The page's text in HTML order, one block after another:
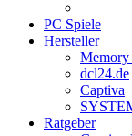
PC Spiele
Hersteller
Memory
dcl24.de
Captiva
Ratgeber